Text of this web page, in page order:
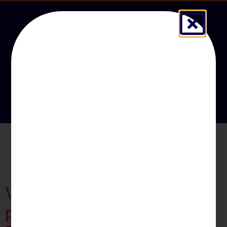
Vietnã habilita mais duas
plantas de carne bovina do